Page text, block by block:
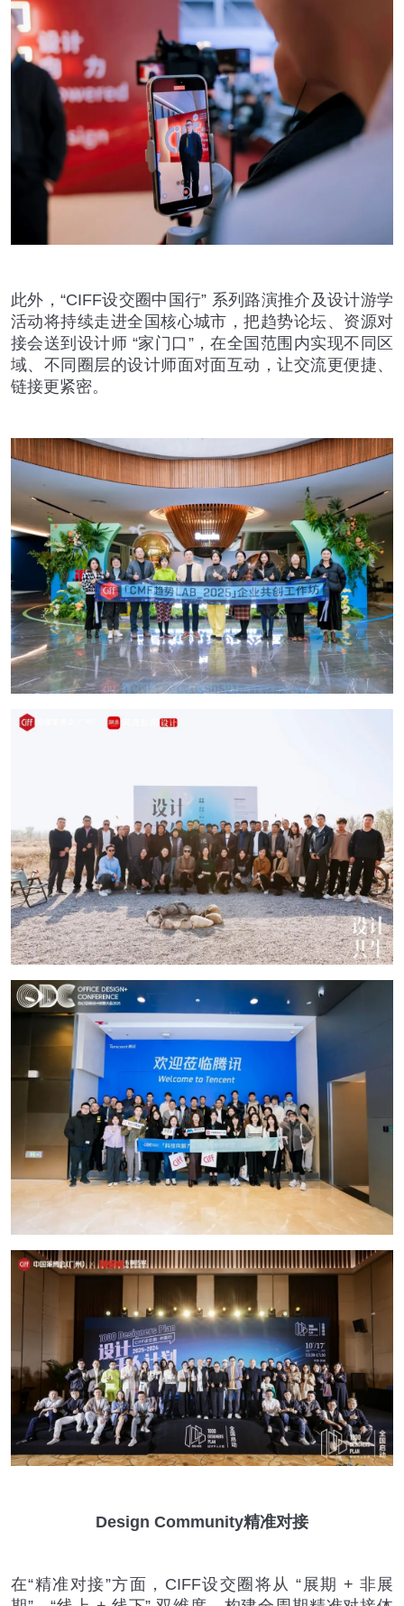
此外， “CIFF设交圈中国行” 系列路演推介及设计游学
活动将持续走进全国核心城市，把趋势论坛、资源对
接会送到设计师 “家门口 ”，在全国范围内实现不同区
域、不同圈层的设计师面对面互动，让交流更便捷、
链接更紧密。
Design Community精准对接
在“精准对接”方面， CIFF设交圈将从 “ 展期 + 非展